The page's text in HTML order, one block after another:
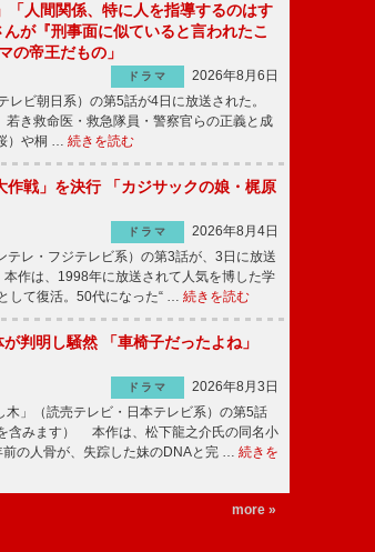
「人間関係、特に人を指導するのはす
が『刑事面に似ていると言われたこ
の帝王だもの」
ドラマ
2026年8月6日
ビ朝日系）の第5話が4日に放送された。
き救命医・救急隊員・警察官らの正義と成
）や桐 … 続きを読む
作戦」を決行 「カジサックの娘・梶原
ドラマ
2026年8月4日
レ・フジテレビ系）の第3話が、3日に放送
作は、1998年に放送されて人気を博した学
して復活。50代になった“ … 続きを読む
判明し騒然 「車椅子だったよね」
ドラマ
2026年8月3日
」（読売テレビ・日本テレビ系）の第5話
含みます） 本作は、松下龍之介氏の同名小
の人骨が、失踪した妹のDNAと完 … 続きを
more »